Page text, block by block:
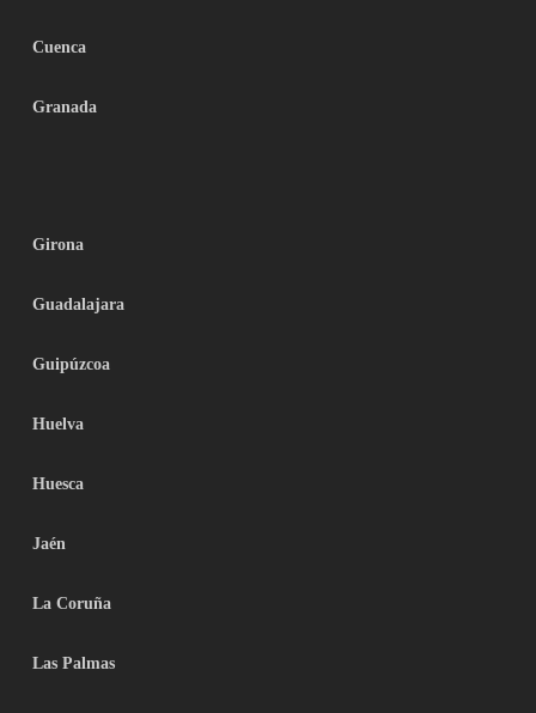
Cuenca
Granada
Girona
Guadalajara
Guipúzcoa
Huelva
Huesca
Jaén
La Coruña
Las Palmas